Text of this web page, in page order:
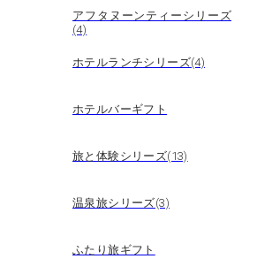
アフタヌーンティーシリーズ
(4)
ホテルランチシリーズ(4)
ホテルバーギフト
旅と体験シリーズ(13)
温泉旅シリーズ(3)
ふたり旅ギフト